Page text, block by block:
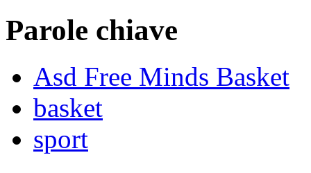
Parole chiave
Asd Free Minds Basket
basket
sport